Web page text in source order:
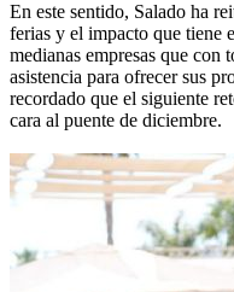
En este sentido, Salado ha
ferias y el impacto que tiene
medianas empresas que con
asistencia para ofrecer sus
recordado que el siguiente
cara al puente de diciembre.